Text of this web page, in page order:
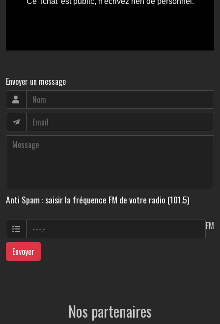
Envoyer un message
Anti Spam : saisir la fréquence FM de votre radio (101.5)
FM
Envoyer
Nos partenaires